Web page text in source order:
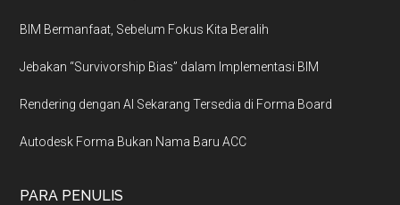
BIM Bermanfaat, Sebelum Fokus Kita Beralih
Jebakan “Survivorship Bias” dalam Implementasi BIM
Rendering dengan AI Sekarang Tersedia di Forma Board
Autodesk Forma Bukan Nama Baru ACC
PARA PENULIS